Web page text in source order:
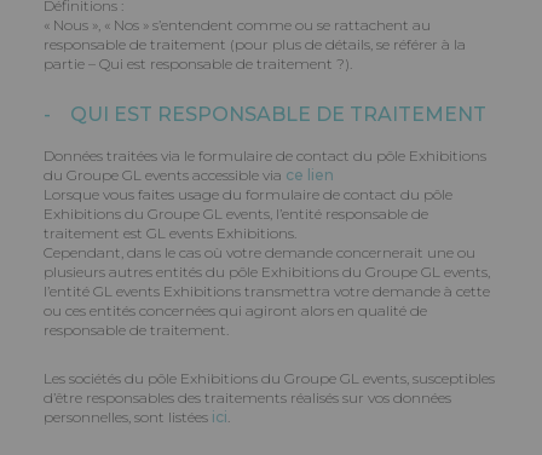
Définitions :
« Nous », « Nos » s’entendent comme ou se rattachent au
responsable de traitement (pour plus de détails, se référer à la
partie – Qui est responsable de traitement ?).
- QUI EST RESPONSABLE DE TRAITEMENT
Données traitées via le formulaire de contact du pôle Exhibitions
du Groupe GL events accessible via ce lien
Lorsque vous faites usage du formulaire de contact du pôle
Exhibitions du Groupe GL events, l’entité responsable de
traitement est GL events Exhibitions.
Cependant, dans le cas où votre demande concernerait une ou
plusieurs autres entités du pôle Exhibitions du Groupe GL events,
l’entité GL events Exhibitions transmettra votre demande à cette
ou ces entités concernées qui agiront alors en qualité de
responsable de traitement.
Les sociétés du pôle Exhibitions du Groupe GL events, susceptibles
d’être responsables des traitements réalisés sur vos données
personnelles, sont listées ici.